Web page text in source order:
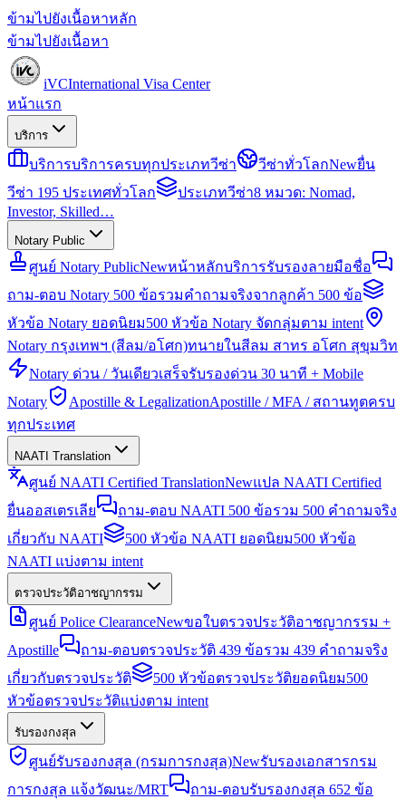
ข้ามไปยังเนื้อหาหลัก
ข้ามไปยังเนื้อหา
iVCInternational Visa Center
หน้าแรก
บริการ
บริการบริการครบทุกประเภทวีซ่า วีซ่าทั่วโลกNewยื่น
วีซ่า 195 ประเทศทั่วโลก
ประเภทวีซ่า8 หมวด: Nomad,
Investor, Skilled…
Notary Public
ศูนย์ Notary PublicNewหน้าหลักบริการรับรองลายมือชื่อ
ถาม-ตอบ Notary 500 ข้อรวมคำถามจริงจากลูกค้า 500 ข้อ
หัวข้อ Notary ยอดนิยม500 หัวข้อ Notary จัดกลุ่มตาม intent
Notary กรุงเทพฯ (สีลม/อโศก)ทนายในสีลม สาทร อโศก สุขุมวิท
Notary ด่วน / วันเดียวเสร็จรับรองด่วน 30 นาที + Mobile
Notary
Apostille & LegalizationApostille / MFA / สถานทูตครบ
ทุกประเทศ
NAATI Translation
ศูนย์ NAATI Certified TranslationNewแปล NAATI Certified
ยื่นออสเตรเลีย
ถาม-ตอบ NAATI 500 ข้อรวม 500 คำถามจริง
เกี่ยวกับ NAATI
500 หัวข้อ NAATI ยอดนิยม500 หัวข้อ
NAATI แบ่งตาม intent
ตรวจประวัติอาชญากรรม
ศูนย์ Police ClearanceNewขอใบตรวจประวัติอาชญากรรม +
Apostille
ถาม-ตอบตรวจประวัติ 439 ข้อรวม 439 คำถามจริง
เกี่ยวกับตรวจประวัติ
500 หัวข้อตรวจประวัติยอดนิยม500
หัวข้อตรวจประวัติแบ่งตาม intent
รับรองกงสุล
ศูนย์รับรองกงสุล (กรมการกงสุล)Newรับรองเอกสารกรม
การกงสุล แจ้งวัฒนะ/MRT
ถาม-ตอบรับรองกงสุล 652 ข้อ